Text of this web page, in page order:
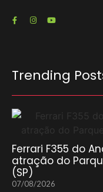
Trending
Ferrari F355 do
atração do
(SP)
07/08/2026